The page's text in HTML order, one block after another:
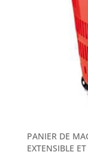
PANIER DE
EXTENSIBLE